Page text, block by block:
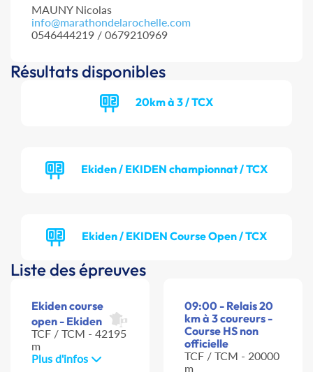
MAUNY Nicolas
info@marathondelarochelle.com
0546444219 / 0679210969
Résultats disponibles
20km à 3 / TCX
Ekiden / EKIDEN championnat / TCX
Ekiden / EKIDEN Course Open / TCX
Liste des épreuves
Ekiden course
open - Ekiden
TCF / TCM - 42195
m
Plus d'infos
09:00 - Relais 20
km à 3 coureurs -
Course HS non
officielle
TCF / TCM - 20000
m